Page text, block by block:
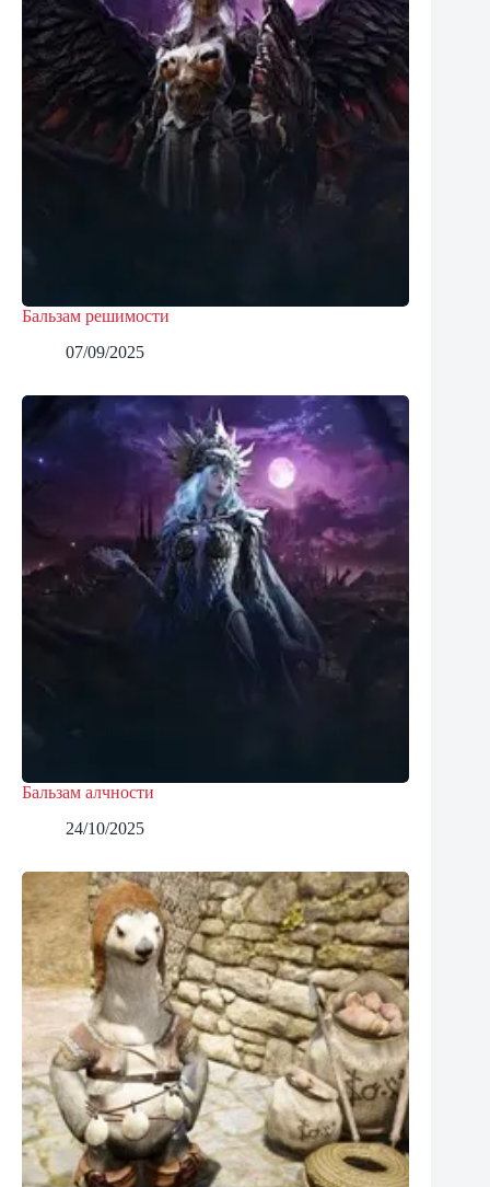
Бальзам решимости
07/09/2025
Бальзам алчности
24/10/2025